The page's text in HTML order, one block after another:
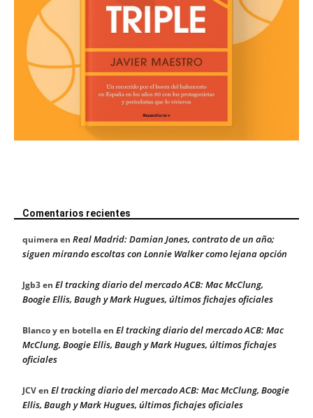
Comentarios recientes
quimeraen Real Madrid: Damian Jones, contrato de un año;
siguen mirando escoltas con Lonnie Walker como lejana opción
Jgb3en El tracking diario del mercado ACB: Mac McClung,
Boogie Ellis, Baugh y Mark Hugues, últimos fichajes oficiales
Blanco y en botellaen El tracking diario del mercado ACB: Mac
McClung, Boogie Ellis, Baugh y Mark Hugues, últimos fichajes
oficiales
JCVen El tracking diario del mercado ACB: Mac McClung, Boogie
Ellis, Baugh y Mark Hugues, últimos fichajes oficiales